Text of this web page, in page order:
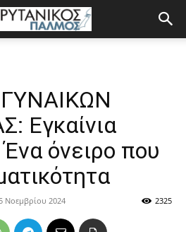
Εγκαίνια
όνειρο που
Νοεμβρίου 2024 2325